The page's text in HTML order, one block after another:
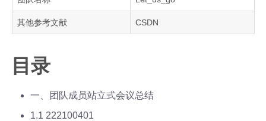
其他参考文献 CSDN
目录
一、团队成员站立式会议总结
1.1 222100401